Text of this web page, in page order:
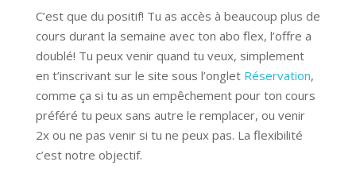
C’est que du positif! Tu as accès à beaucoup plus de
cours durant la semaine avec ton abo flex, l’offre a
doublé! Tu peux venir quand tu veux, simplement
en t’inscrivant sur le site sous l’onglet Réservation,
comme ça si tu as un empêchement pour ton cours
préféré tu peux sans autre le remplacer, ou venir
2x ou ne pas venir si tu ne peux pas. La flexibilité
c’est notre objectif.